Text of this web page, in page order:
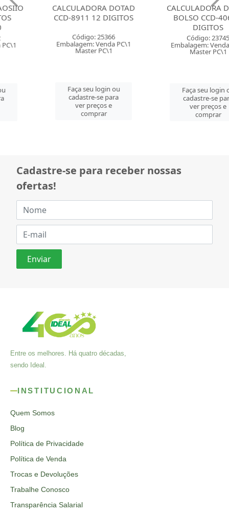
CALCULADORA DOTAD
CCD-8911 12 DIGITOS
Código: 25366
Embalagem: Venda PC\1
Master PC\1
Faça seu login ou
cadastre-se para
ver preços e
CALCULADORA DOTAD
BOLSO CCD-4060 8
Código: 23745
Embalagem: Venda PC\1
Master PC\1
Faça seu login ou
cadastre-se para
ver preços e
Cadastre-se para receber nossas
ofertas!
Entre os melhores. Há quatro décadas,
sendo Ideal.
INSTITUCIONAL
Quem Somos
Blog
Política de Privacidade
Política de Venda
Trocas e Devoluções
Trabalhe Conosco
Transparência Salarial